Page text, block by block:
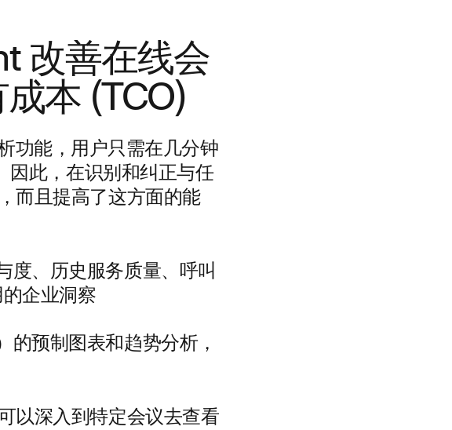
改善在线会
本 (TCO)
功能，用户只需在几分钟
因此，在识别和纠正与任
而且提高了这方面的能
度、历史服务质量、呼叫
企业洞察​
的预制图表和趋势分析，
以深入到特定会议去查看